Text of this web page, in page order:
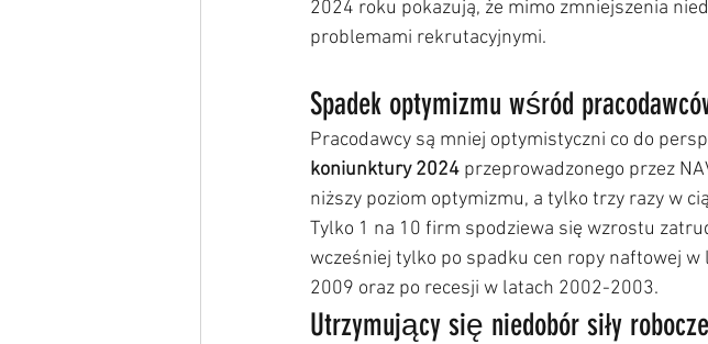
2024 roku pokazują, że mimo zmniejszenia
problemami rekrutacyjnymi.
Spadek optymizmu wśród
Pracodawcy są mniej optymistyczni co do
koniunktury 2024 przeprowadzonego przez
niższy poziom optymizmu, a tylko trzy razy w
Tylko 1 na 10 firm spodziewa się wzrostu
wcześniej tylko po spadku cen ropy naftowej
2009 oraz po recesji w latach 2002-2003.
Utrzymujący się niedobór siły